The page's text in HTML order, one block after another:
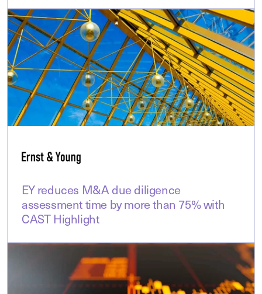
EY reduces M&A due diligence
assessment time by more than 75% with
CAST Highlight